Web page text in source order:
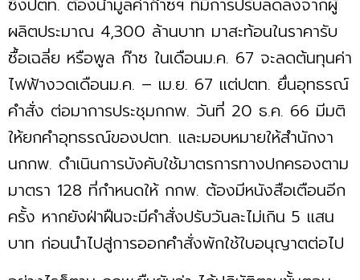
ผลิตประมาณ 4,300 ล้านบาท มาสะท้อนในราคารับ
ซื้อเฉลี่ย หรือพูล ก๊าซ ในเดือนม.ค. 67 จะลดต้นทุนค่า
ไฟฟ้างวดเดือนม.ค. – เม.ย. 67 แต่ปตท. ยื่นอุทธรณ์
คำสั่ง ต่อมาการประชุมกกพ. วันที่ 20 ธ.ค. 66 มีมติ
ให้ยกคำอุทธรณ์ของปตท. และมอบหมายให้สำนักงา
นกกพ. ดำเนินการบังคับใช้มาตรการทางปกครองตาม
มาตรา 128 ที่กำหนดให้ กกพ. ต้องมีหนังสือเตือนอีก
ครั้ง หากยังฝ่าฝืนจะมีคำสั่งปรับวันละไม่เกิน 5 แสน
บาท ก่อนนำไปสู่การออกคำสั่งพักใช้ใบอนุญาตต่อไป